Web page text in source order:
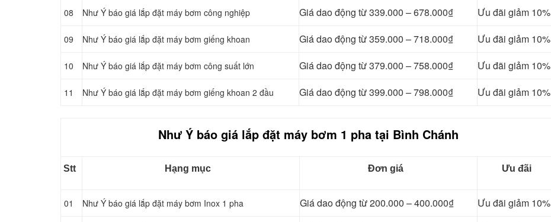
08 Như Ý báo giá lắp đặt máy bơm công nghiệp Giá dao động từ 339.000 – 678.000₫ Ưu đãi giảm 10%
09 Như Ý báo giá lắp đặt máy bơm giếng khoan Giá dao động từ 359.000 – 718.000₫ Ưu đãi giảm 10%
10 Như Ý báo giá lắp đặt máy bơm công suất lớn Giá dao động từ 379.000 – 758.000₫ Ưu đãi giảm 10%
11 Như Ý báo giá lắp đặt máy bơm giếng khoan 2 đầu Giá dao động từ 399.000 – 798.000₫ Ưu đãi giảm 10%
Như Ý báo giá lắp đặt máy bơm 1 pha tại Bình Chánh
Stt Hạng mục Đơn giá Ưu đãi
01 Như Ý báo giá lắp đặt máy bơm Inox 1 pha Giá dao động từ 200.000 – 400.000₫ Ưu đãi giảm 10%